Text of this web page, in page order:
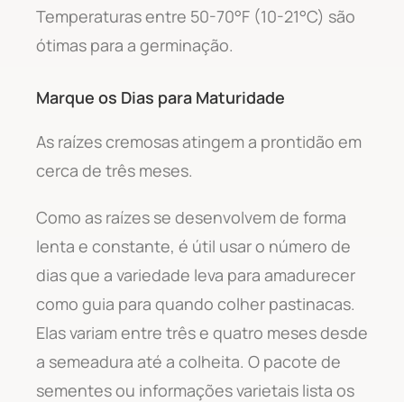
Temperaturas entre 50-70°F (10-21°C) são
ótimas para a germinação.
Marque os Dias para Maturidade
As raízes cremosas atingem a prontidão em
cerca de três meses.
Como as raízes se desenvolvem de forma
lenta e constante, é útil usar o número de
dias que a variedade leva para amadurecer
como guia para quando colher pastinacas.
Elas variam entre três e quatro meses desde
a semeadura até a colheita. O pacote de
sementes ou informações varietais lista os